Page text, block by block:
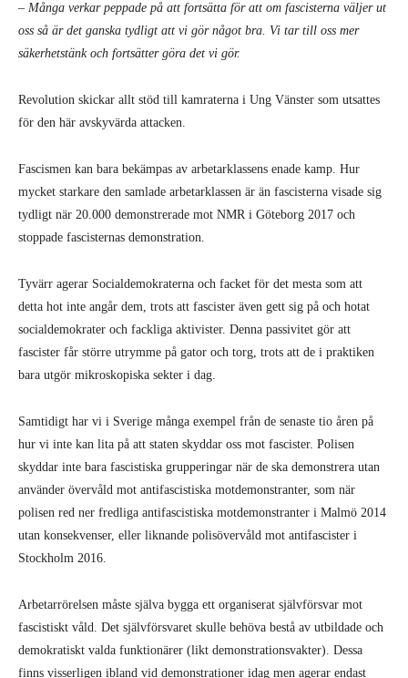
– Många verkar peppade på att fortsätta för att om fascisterna väljer ut
oss så är det ganska tydligt att vi gör något bra. Vi tar till oss mer
säkerhetstänk och fortsätter göra det vi gör.
Revolution skickar allt stöd till kamraterna i Ung Vänster som utsattes
för den här avskyvärda attacken.
Fascismen kan bara bekämpas av arbetarklassens enade kamp. Hur
mycket starkare den samlade arbetarklassen är än fascisterna visade sig
tydligt när 20.000 demonstrerade mot NMR i Göteborg 2017 och
stoppade fascisternas demonstration.
Tyvärr agerar Socialdemokraterna och facket för det mesta som att
detta hot inte angår dem, trots att fascister även gett sig på och hotat
socialdemokrater och fackliga aktivister. Denna passivitet gör att
fascister får större utrymme på gator och torg, trots att de i praktiken
bara utgör mikroskopiska sekter i dag.
Samtidigt har vi i Sverige många exempel från de senaste tio åren på
hur vi inte kan lita på att staten skyddar oss mot fascister. Polisen
skyddar inte bara fascistiska grupperingar när de ska demonstrera utan
använder övervåld mot antifascistiska motdemonstranter, som när
polisen red ner fredliga antifascistiska motdemonstranter i Malmö 2014
utan konsekvenser, eller liknande polisövervåld mot antifascister i
Stockholm 2016.
Arbetarrörelsen måste själva bygga ett organiserat självförsvar mot
fascistiskt våld. Det självförsvaret skulle behöva bestå av utbildade och
demokratiskt valda funktionärer (likt demonstrationsvakter). Dessa
finns visserligen ibland vid demonstrationer idag men agerar endast